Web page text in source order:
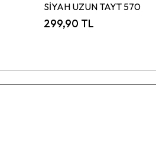
SİYAH UZUN TAYT 570
299,90 TL